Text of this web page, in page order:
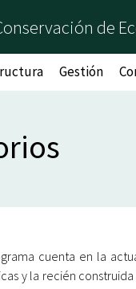
de
Gestión
cuenta en la
y la recién